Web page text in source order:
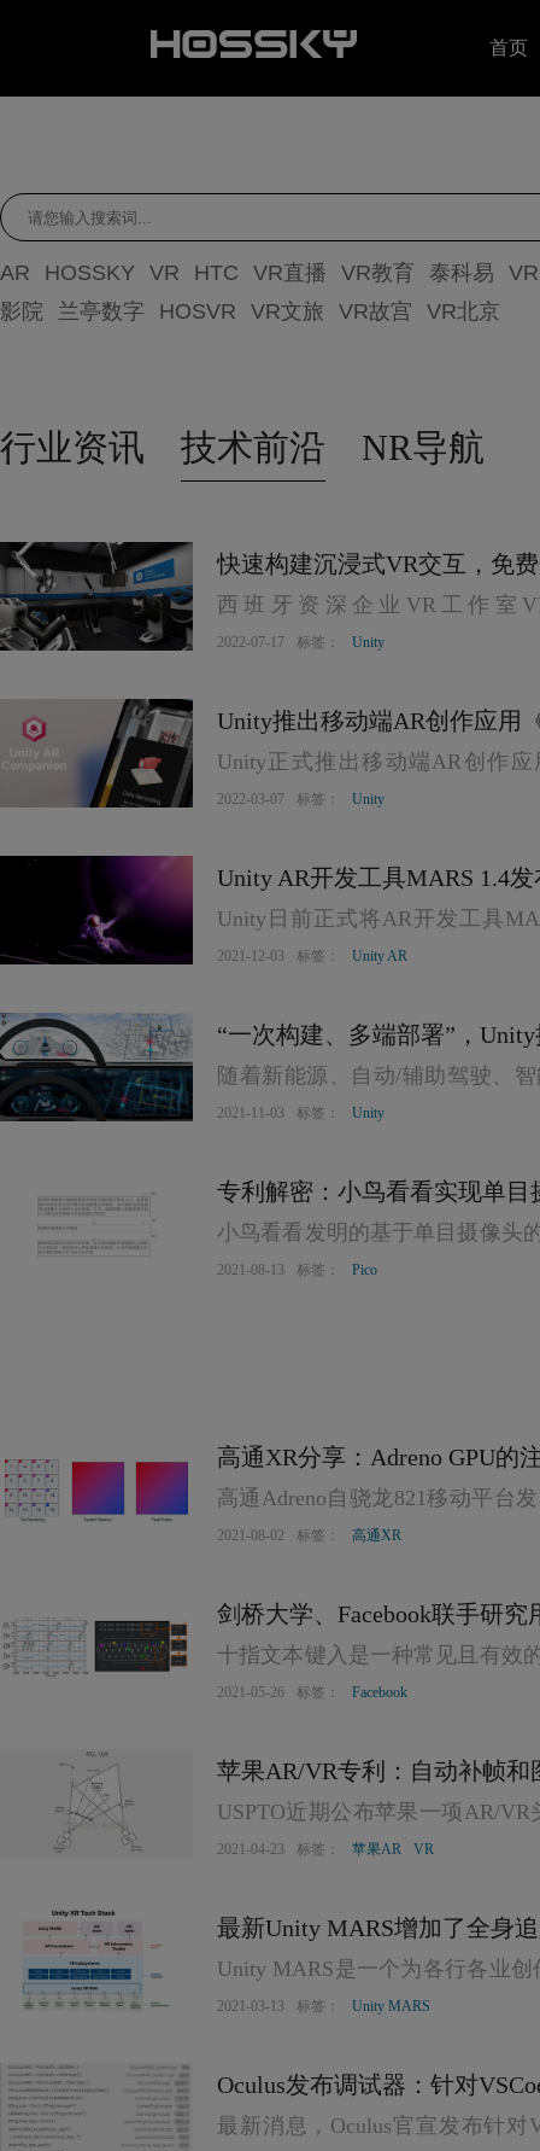
首页
AR HOSSKY VR HTC VR直播 VR教育 泰科易
影院
兰亭数字 HOSVR VR文旅 VR故宫 VR北京
行业资讯 技术前沿 NR导航
快速构建沉浸式VR交互，免
版发布
西班牙资深企业VR工作室
包“UltimateXR”公共版本，旨在
2022-07-17 标签： Unity
Unity推出移动端AR创作应用
Unity正式推出移动端AR创作应
Companion》前身为Unity MARS
2022-03-07 标签： Unity
Unity AR开发工具MARS 1.4
Unity日前正式将AR开发工具
惠。新迭代优化了遮挡和网格物
2021-12-03 标签： Unity AR
“一次构建、多端部署”，
擎
随着新能源、自动/辅助驾驶、
机界面（HMI）作为这些前沿技
2021-11-03 标签： Unity
专利解密：小鸟看看实现单
小鸟看看发明的基于单目摄像头
的图像信息，并基于VR图像处
2021-08-13 标签： Pico
高通XR分享：Adreno GPU的
高通Adreno自骁龙821移动平台
着骁龙移动平台的发展而不断提
2021-08-02 标签： 高通XR
剑桥大学、Facebook联手研
十指文本键入是一种常见且有效
的改进优化，十指文本键入对虚
了影响。
2021-05-26 标签： Facebook
苹果AR/VR专利：自动补帧和
USPTO近期公布苹果一项AR/VR
提出了一种在视频或其它应用丢
2021-04-23 标签： 苹果AR VR
最新Unity MARS增加了全身
Unity MARS是一个为各行各业
合现实/增强现实创作工具集。
2021-03-13 标签： Unity MARS
Oculus发布调试器：针对
最新消息，Oculus官宣发布针对